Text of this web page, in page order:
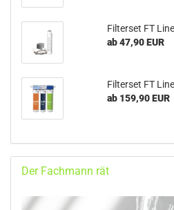
Filterset FT
ab 47,90 EUR
Filterset FT
ab 159,90 EUR
Der Fachmann rät